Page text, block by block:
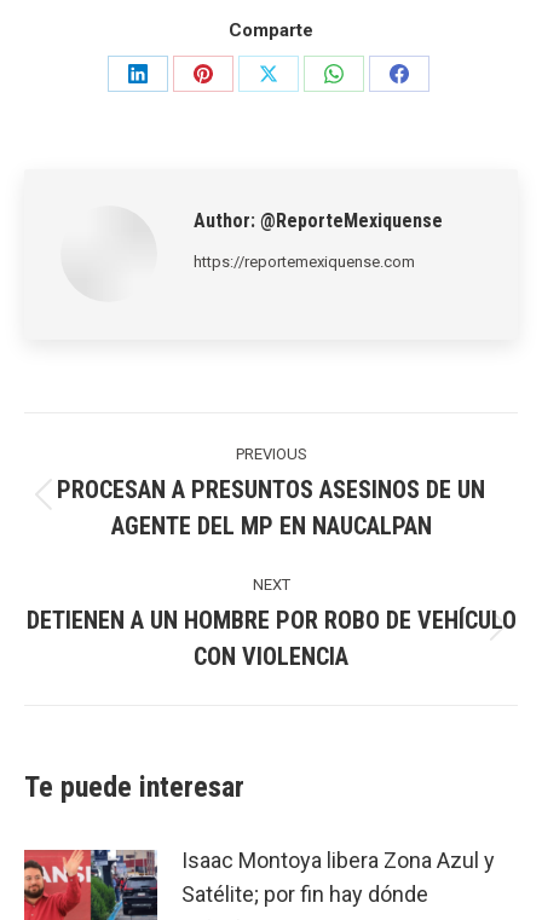
Comparte
Share
Share
Share
Share
Share
Author: @ReporteMexiquense
https://reportemexiquense.com
PREVIOUS
post:
PROCESAN A PRESUNTOS ASESINOS DE UN
AGENTE DEL MP EN NAUCALPAN
NEXT
post:
DETIENEN A UN HOMBRE POR ROBO DE VEHÍCULO
CON VIOLENCIA
Te puede interesar
Isaac Montoya libera Zona Azul y
Satélite; por fin hay dónde